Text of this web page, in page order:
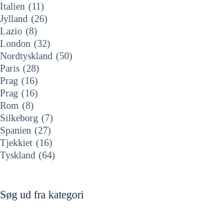
Italien (11)
Jylland (26)
Lazio (8)
London (32)
Nordtyskland (50)
Paris (28)
Prag (16)
Prag (16)
Rom (8)
Silkeborg (7)
Spanien (27)
Tjekkiet (16)
Tyskland (64)
Søg ud fra kategori